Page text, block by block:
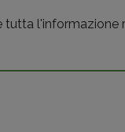
tutta l'informazione